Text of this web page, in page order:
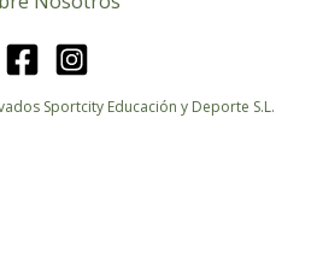
Sportcity Educación y Deporte S.L.